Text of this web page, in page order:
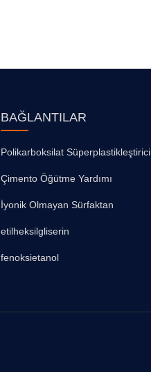
BAĞLANTILAR
Polikarboksilat Süperplastikleştirici
Çimento Öğütme Yardımı
İyonik Olmayan Sürfaktan
etilheksilgliserin
fenoksietanol